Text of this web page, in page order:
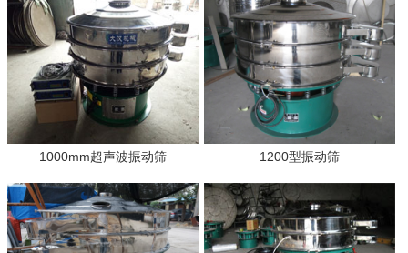
1000mm超声波振动筛 1200型振动筛